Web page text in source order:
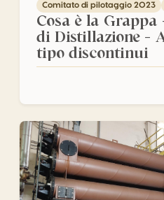
Comitato di pilotaggio 2023
Cosa è la Grappa
di Distillazione –
tipo discontinui
Cosa è la Grappa – Parte 3